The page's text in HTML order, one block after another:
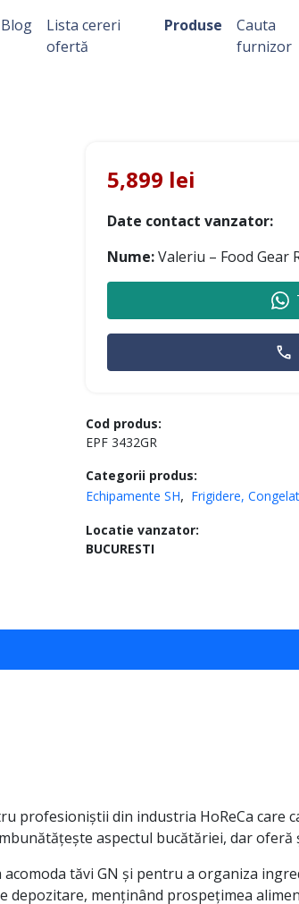
Blog
Lista cereri
ofertă
Produse
Cauta
furnizor
Cod produs:
EPF 3432GR
Categorii produs:
Echipamente SH
Frigidere,
Locatie vanzator:
BUCURESTI
5,899 lei
Date contact vanzator:
Nume:Valeriu – Food Gear
profesioniștii din industria HoReCa care
aspectul bucătăriei, dar
tăvi GN și pentru a organiza
depozitare, menținând prospețimea